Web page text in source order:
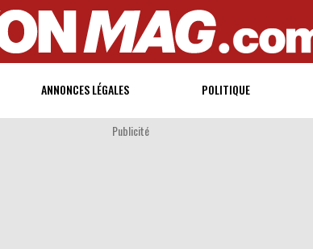
ANNONCES LÉGALES POLITIQUE
Publicité